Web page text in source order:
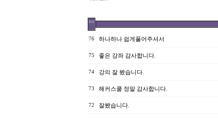
no
76 하나하나 쉽게풀어주셔서
75 좋은 강좌 감사합니다.
74 강의 잘 봤습니다.
73 해커스쿨 정말 감사합니다.
72 잘봤습니다.